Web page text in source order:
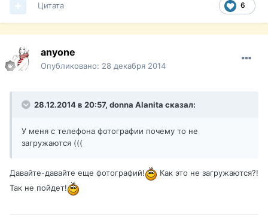
6
Цитата
anyone
Опубликовано: 28 декабря 2014
28.12.2014 в 20:57, donna Alanita сказал:
У меня с телефона фотографии почему то не
загружаются (((
Давайте-давайте еще фотографий!
Как это не загружаются?!
Так не пойдет!